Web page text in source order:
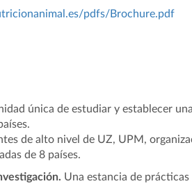
pdfs/Brochure.pdf
única de estudiar y establecer
de alto nivel de UZ, UPM,
de 8 países.
Una estancia de